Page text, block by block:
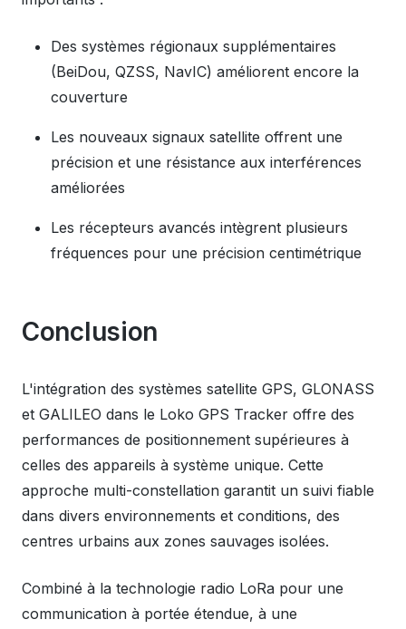
Des systèmes régionaux supplémentaires
(BeiDou, QZSS, NavIC) améliorent encore la
couverture
Les nouveaux signaux satellite offrent une
précision et une résistance aux interférences
améliorées
Les récepteurs avancés intègrent plusieurs
fréquences pour une précision centimétrique
Conclusion
L'intégration des systèmes satellite GPS, GLONASS
et GALILEO dans le Loko GPS Tracker offre des
performances de positionnement supérieures à
celles des appareils à système unique. Cette
approche multi-constellation garantit un suivi fiable
dans divers environnements et conditions, des
centres urbains aux zones sauvages isolées.
Combiné à la technologie radio LoRa pour une
communication à portée étendue, à une